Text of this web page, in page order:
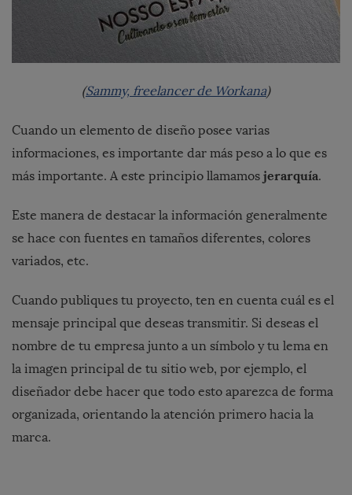
(Sammy, freelancer de Workana)
Cuando un elemento de diseño posee varias
informaciones, es importante dar más peso a lo que es
más importante. A este principio llamamos jerarquía.
Este manera de destacar la información generalmente
se hace con fuentes en tamaños diferentes, colores
variados, etc.
Cuando publiques tu proyecto, ten en cuenta cuál es el
mensaje principal que deseas transmitir. Si deseas el
nombre de tu empresa junto a un símbolo y tu lema en
la imagen principal de tu sitio web, por ejemplo, el
diseñador debe hacer que todo esto aparezca de forma
organizada, orientando la atención primero hacia la
marca.